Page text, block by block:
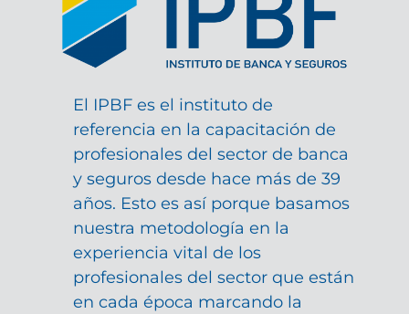
El IPBF es el instituto de
referencia en la capacitación de
profesionales del sector de banca
y seguros desde hace más de 39
años. Esto es así porque basamos
nuestra metodología en la
experiencia vital de los
profesionales del sector que están
en cada época marcando la